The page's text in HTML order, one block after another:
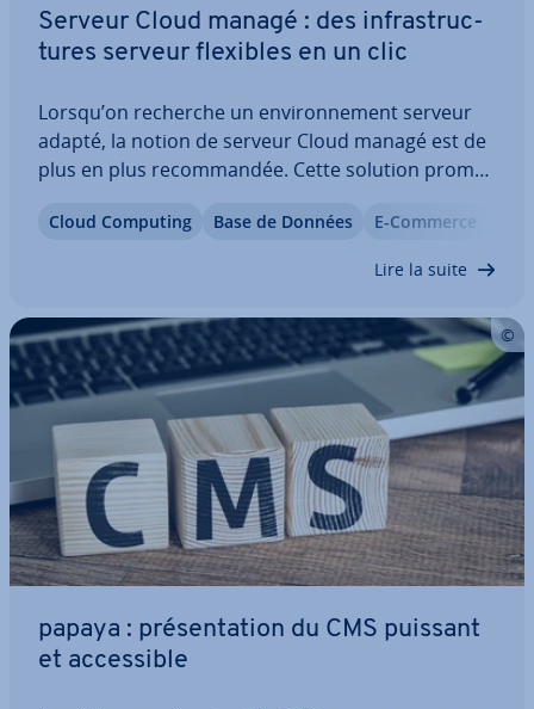
Serveur Cloud managé : des in­fras­truc­
tures serveur flexibles en un clic
Lorsqu’on recherche un en­vi­ron­ne­ment serveur
adapté, la notion de serveur Cloud managé est de
plus en plus re­com­man­dée. Cette solution promet
prise en charge étendue par le four­nis­seur,
Cloud Computing Base de Données E-Commerce
Lire la suite
papaya : pré­sen­ta­tion du CMS puissant
et ac­ces­sible